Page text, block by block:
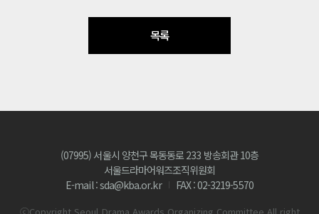
목록
(07995) 서울시 양천구 목동동로 233 방송회관 10층
서울드라마어워즈조직위원회
E-mail : sda@kba.or.kr
FAX : 02-3219-5570